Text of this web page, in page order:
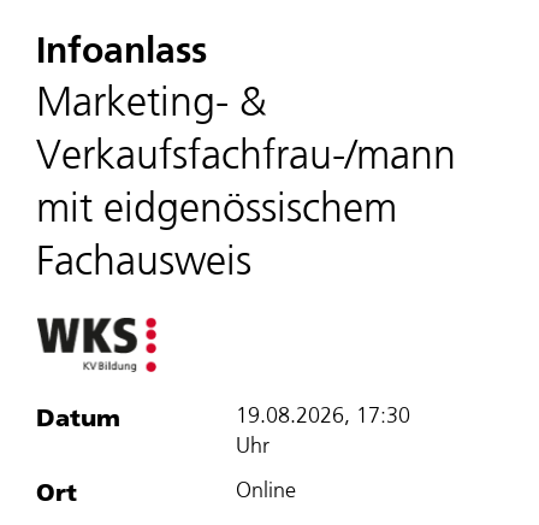
Infoanlass
Marketing- &
Verkaufsfachfrau-/mann
mit eidgenössischem
Fachausweis
Datum
19.08.2026, 17:30
Uhr
Ort Online